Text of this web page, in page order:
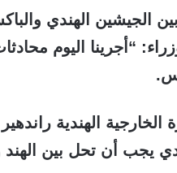
الجيشين الهندي
“أجرينا اليوم
الهندية
يجب أن تحل بين